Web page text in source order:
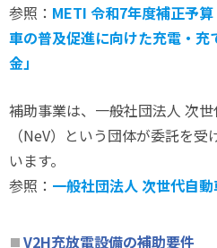
参照： METI 令和7年度補正予
車の普及促進に向けた充電・充
金」
補助事業は、一般社団法人 次
（NeV）という団体が委託を
います。
参照： 一般社団法人 次世代自
V2H充放電設備の補助要件